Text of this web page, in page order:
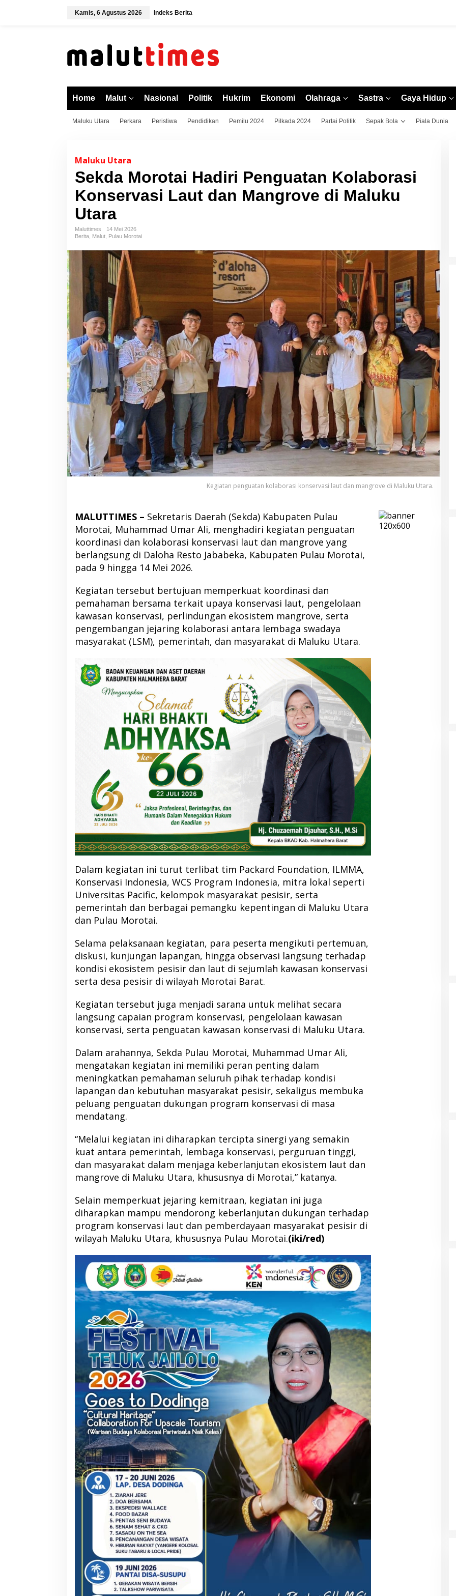
Kamis, 6 Agustus 2026 Indeks Berita
Home Malut Nasional Politik Hukrim Ekonomi Olahraga Sastra Gaya Hidup
Maluku Utara Perkara Peristiwa Pendidikan Pemilu 2024 Pilkada 2024 Partai Politik Sepak Bola Piala Dunia
Maluku Utara
Sekda Morotai Hadiri Penguatan Kolaborasi
Konservasi Laut dan Mangrove di Maluku
Utara
Maluttimes
14 Mei 2026
Berita Malut Pulau Morotai
Kegiatan penguatan kolaborasi konservasi laut dan mangrove di Maluku Utara.
MALUTTIMES – Sekretaris Daerah (Sekda) Kabupaten Pulau
Morotai, Muhammad Umar Ali, menghadiri kegiatan penguatan
koordinasi dan kolaborasi konservasi laut dan mangrove yang
berlangsung di Daloha Resto Jababeka, Kabupaten Pulau Morotai,
pada 9 hingga 14 Mei 2026.
Kegiatan tersebut bertujuan memperkuat koordinasi dan
pemahaman bersama terkait upaya konservasi laut, pengelolaan
kawasan konservasi, perlindungan ekosistem mangrove, serta
pengembangan jejaring kolaborasi antara lembaga swadaya
masyarakat (LSM), pemerintah, dan masyarakat di Maluku Utara.
Dalam kegiatan ini turut terlibat tim Packard Foundation, ILMMA,
Konservasi Indonesia, WCS Program Indonesia, mitra lokal seperti
Universitas Pacific, kelompok masyarakat pesisir, serta
pemerintah dan berbagai pemangku kepentingan di Maluku Utara
dan Pulau Morotai.
Selama pelaksanaan kegiatan, para peserta mengikuti pertemuan,
diskusi, kunjungan lapangan, hingga observasi langsung terhadap
kondisi ekosistem pesisir dan laut di sejumlah kawasan konservasi
serta desa pesisir di wilayah Morotai Barat.
Kegiatan tersebut juga menjadi sarana untuk melihat secara
langsung capaian program konservasi, pengelolaan kawasan
konservasi, serta penguatan kawasan konservasi di Maluku Utara.
Dalam arahannya, Sekda Pulau Morotai, Muhammad Umar Ali,
mengatakan kegiatan ini memiliki peran penting dalam
meningkatkan pemahaman seluruh pihak terhadap kondisi
lapangan dan kebutuhan masyarakat pesisir, sekaligus membuka
peluang penguatan dukungan program konservasi di masa
mendatang.
“Melalui kegiatan ini diharapkan tercipta sinergi yang semakin
kuat antara pemerintah, lembaga konservasi, perguruan tinggi,
dan masyarakat dalam menjaga keberlanjutan ekosistem laut dan
mangrove di Maluku Utara, khususnya di Morotai,” katanya.
Selain memperkuat jejaring kemitraan, kegiatan ini juga
diharapkan mampu mendorong keberlanjutan dukungan terhadap
program konservasi laut dan pemberdayaan masyarakat pesisir di
wilayah Maluku Utara, khususnya Pulau Morotai.(iki/red)
DPP PKB Tunjuk Albert Hama
Pimpin DPC PKB Halbar Periode
13 Juni 2026
Bupati Morotai Hadiri Musda Golkar
Malut, Tegaskan Pentingnya
Sinergi Pembangunan
Ahmad Sahroni Comeback Jadi
Masa Sanksi MKD
RSUD Tobelo Perluas Akses
Layanan Jantung Anak, Didukung
Alat Echocardiography Bantuan
Kolaborasi NHM dan IDI Halut
Hadirkan Layanan Kesehatan bagi
Warga Terdampak Bencana Kao
Barat
Pemda Haltim dan Pemda Halut
Teken MoU Pelayanan Kesehatan